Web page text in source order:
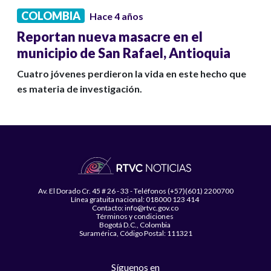
COLOMBIA Hace 4 años
Reportan nueva masacre en el
municipio de San Rafael, Antioquia
Cuatro jóvenes perdieron la vida en este hecho que
es materia de investigación.
Av. El Dorado Cr. 45 # 26 - 33 - Teléfonos (+57)(601) 2200700
Línea gratuita nacional: 018000 123 414
Contacto: info@rtvc.gov.co
Términos y condiciones
Bogotá D.C., Colombia
Suramérica, Código Postal: 111321
Síguenos en